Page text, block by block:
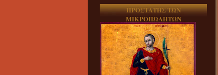
ΠΡΟΣΤΑΤΗΣ ΤΩΝ
ΜΙΚΡΟΠΩΛΗΤΩΝ